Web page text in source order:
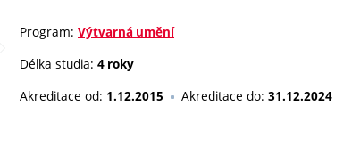
Program: Výtvarná umění
Délka studia: 4 roky
Akreditace od: 1.12.2015 Akreditace do: 31.12.2024